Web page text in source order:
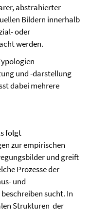
abstrahierter
Bildern innerhalb
oder
werden.
und -darstellung
dabei mehrere
folgt
zur empirischen
und greift
Prozesse der
und
sucht. In
Strukturen der